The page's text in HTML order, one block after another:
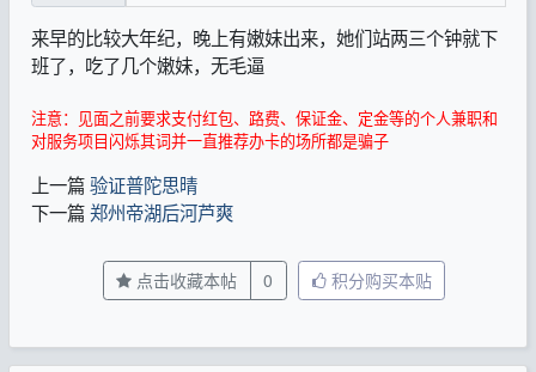
来早的比较大年纪，晚上有嫩妹出来，她们站两三个钟就下
班了，吃了几个嫩妹，无毛逼
注意：见面之前要求支付红包、路费、保证金、定金等的个人兼职和
对服务项目闪烁其词并一直推荐办卡的场所都是骗子
上一篇 验证普陀思晴
下一篇 郑州帝湖后河芦爽
点击收藏本帖 0 积分购买本贴